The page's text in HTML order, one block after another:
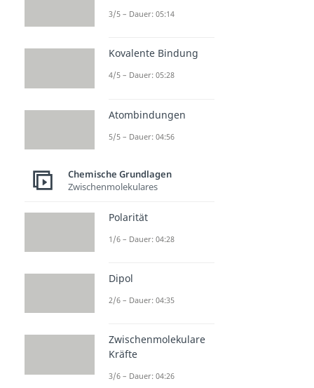
3/5 – Dauer: 05:14
Kovalente Bindung
4/5 – Dauer: 05:28
Atombindungen
5/5 – Dauer: 04:56
Chemische Grundlagen
Zwischenmolekulares
Polarität
1/6 – Dauer: 04:28
Dipol
2/6 – Dauer: 04:35
Zwischenmolekulare
Kräfte
3/6 – Dauer: 04:26